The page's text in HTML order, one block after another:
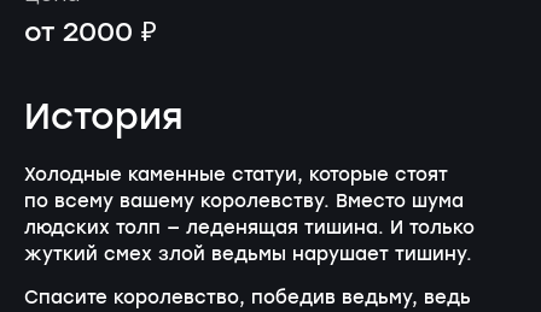
от 2000 ₽
История
Холодные каменные статуи, которые стоят
по всему вашему королевству. Вместо шума
людских толп — леденящая тишина. И только
жуткий смех злой ведьмы нарушает тишину.
Спасите королевство, победив ведьму, ведь